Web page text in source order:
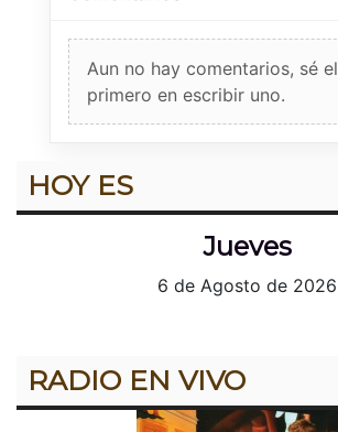
Aun no hay comentarios, sé el
primero en escribir uno.
HOY ES
Jueves
6 de Agosto de 2026
RADIO EN VIVO